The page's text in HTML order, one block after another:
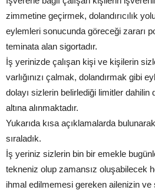
zimmetine geçirmek, dolandırıcılık
eylemleri sonucunda göreceği zararı
teminata alan sigortadır.
İş yerinizde çalışan kişi ve kişilerin
varlığınızı çalmak, dolandırmak gibi
dolayı sizlerin belirlediği limitler dahilin
altına alınmaktadır.
Yukarıda kısa açıklamalarda
sıraladık.
İş yeriniz sizlerin bin bir emekle
tekneniz olup zamansız oluşabilecek
ihmal edilmemesi gereken ailenizin ve